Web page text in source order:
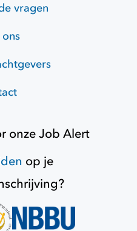
vragen
onzeJob Alert
op je